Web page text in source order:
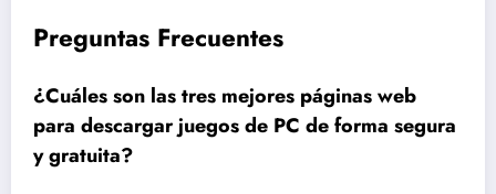
Preguntas Frecuentes
¿Cuáles son las tres mejores páginas web
para descargar juegos de PC de forma segura
y gratuita?